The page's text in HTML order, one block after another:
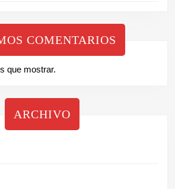
COMENTARIOS
que mostrar.
ARCHIVO